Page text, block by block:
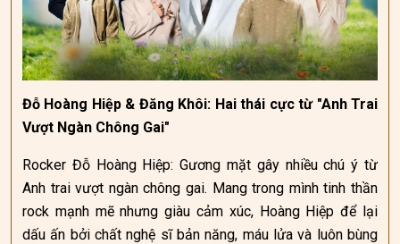
Đỗ Hoàng Hiệp & Đăng Khôi: Hai thái cực từ "Anh Trai
Vượt Ngàn Chông Gai"
Rocker Đỗ Hoàng Hiệp: Gương mặt gây nhiều chú ý từ
Anh trai vượt ngàn chông gai. Mang trong mình tinh thần
rock mạnh mẽ nhưng giàu cảm xúc, Hoàng Hiệp để lại
dấu ấn bởi chất nghệ sĩ bản năng, máu lửa và luôn bùng